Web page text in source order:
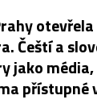
Čeští a
jako